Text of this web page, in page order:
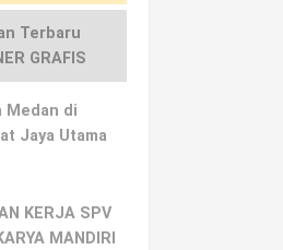
Terbaru
GRAFIS
Medan di
Jaya Utama
KERJA SPV
MANDIRI